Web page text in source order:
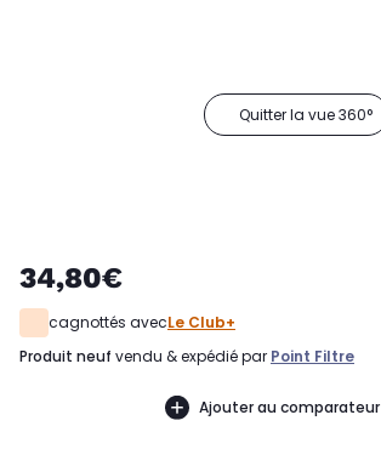
Quitter la vue 360°
34,80€
cagnottés avecLe Club+
produit neuf vendu & expédié par Point Filtre
Ajouter au comparateur